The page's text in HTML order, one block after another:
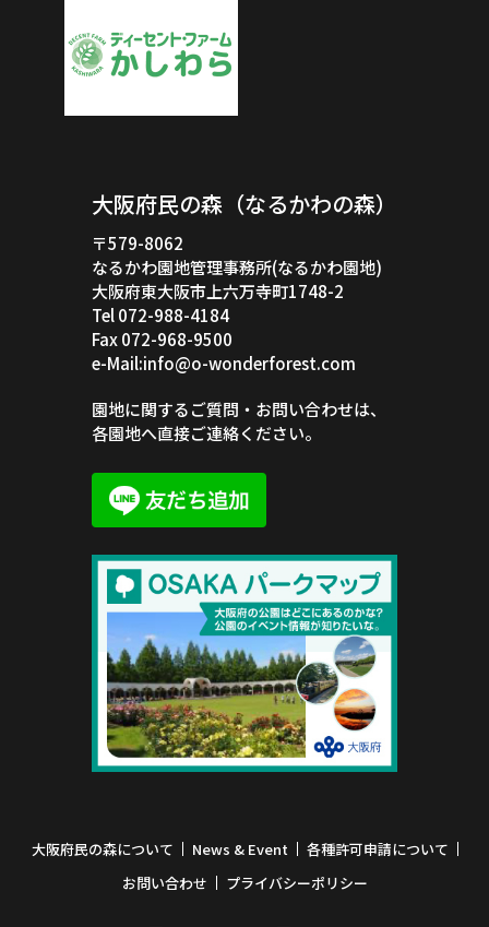
大阪府民の森（なるかわの森）
〒579-8062
なるかわ園地管理事務所(なるかわ園地)
大阪府東大阪市上六万寺町1748-2
Tel 072-988-4184
Fax 072-968-9500
e-Mail:info@o-wonderforest.com
園地に関するご質問・お問い合わせは、
各園地へ直接ご連絡ください。
大阪府民の森について News & Event
各種許可申請について
お問い合わせ
プライバシーポリシー